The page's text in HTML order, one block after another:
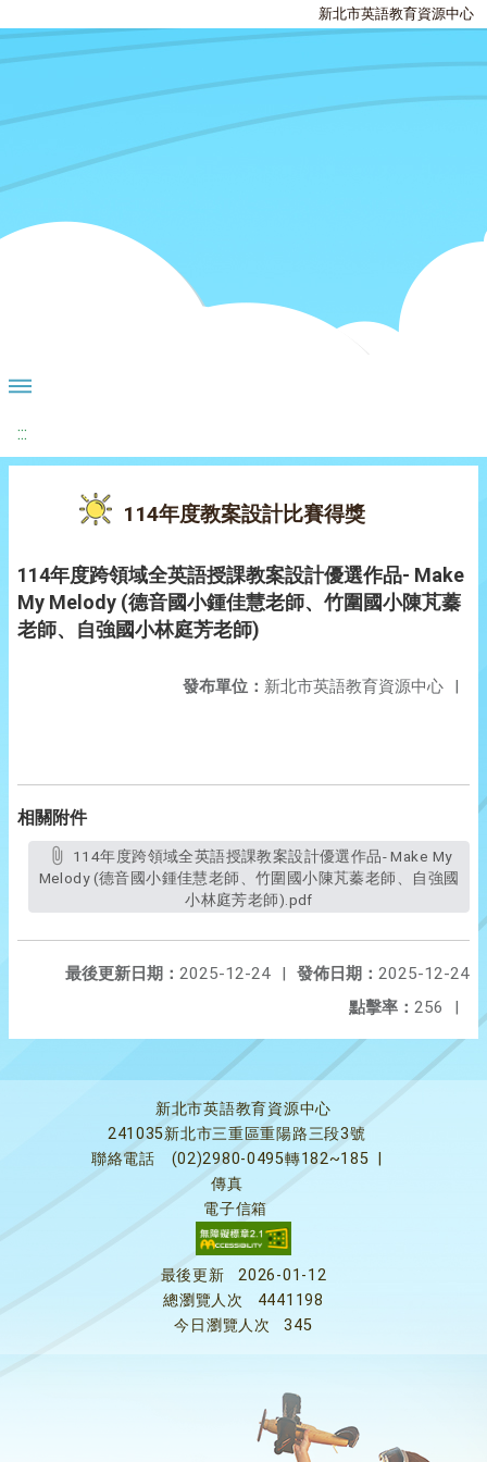
新北市英語教育資源中心
:::
114年度教案設計比賽得獎
114年度跨領域全英語授課教案設計優選作品- Make
My Melody (德音國小鍾佳慧老師、竹圍國小陳芃蓁
老師、自強國小林庭芳老師)
發布單位： 新北市英語教育資源中心 |
相關附件
Melody (德音國小鍾佳慧老師、竹圍國小陳芃蓁老師、自強國
小林庭芳老師).pdf
發佈日期： 2025-12-24
最後更新日期： 2025-12-24
|
點擊率： 256 |
新北市英語教育資源中心
241035新北市三重區重陽路三段3號
聯絡電話
(02)2980-0495轉182~185
傳真
電子信箱
最後更新
2026-01-12
總瀏覽人次
4441198
今日瀏覽人次
345